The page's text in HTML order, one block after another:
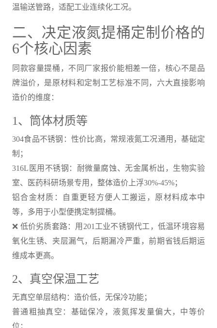
温输送管路，适配工业连续化工况。
二、决定液氮提桶定制价格的
6个核心因素
同款容量提桶，不同厂家报价能相差一倍，核心不是品
牌溢价，是原材料和定制工艺标准不同，六大直接影响
造价的维度：
1、筒体材质等
304食品不锈钢：性价比高，常规液氮工况通用，基础定
制；
316L医用不锈钢：耐微量腐蚀、无金属析出，生物实验
室、医药科研场景专用，整体造价上浮30%-45%；
铝合金材质：自重更轻方便人工搬运，原材料成本中
等，多用于小型便携定制提桶。
❌ 低价劣质套路：用201工业不锈钢代工，低温环境容易
氧化生锈、夹层漏气，后期漏冷严重，前期省钱后期运
维成本更高。
2、真空保温工艺
无真空单层结构：造价低，无保冷功能；
普通粗抽真空：基础保冷，液氮挥发量偏大，中等价
位；